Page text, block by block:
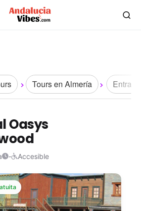
Tours en Almería
Oasys
- Accesible